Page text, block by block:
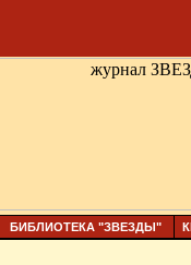
БИБЛИОТЕКА "ЗВЕЗДЫ"